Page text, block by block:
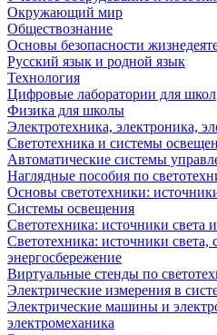
Окружающий мир
Обществознание
Основы безопасности
Русский язык и родной язык
Технология
Цифровые лаборатории для школ
Физика для школы
Электротехника, электроника,
Светотехника и системы
Автоматические системы
Наглядные пособия по
Основы светотехники:
Системы освещения
Светотехника: источники света
Светотехника: источники света,
энергосбережение
Виртуальные стенды по
Электрические измерения в
Электрические машины и
электромеханика